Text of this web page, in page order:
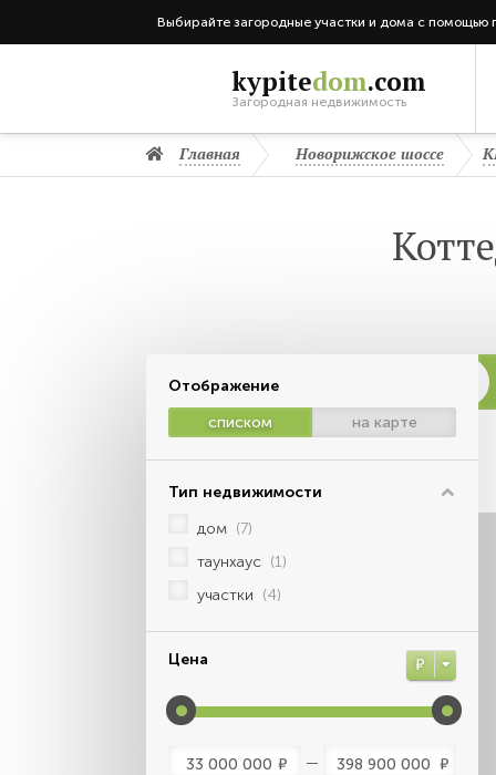
Выбирайте загородные участки и дома с помощью
kypitedom.com
Загородная недвижимость
Главная Новорижское шоссе
Отображение
списком
на карте
Тип недвижимости
дом (7)
таунхаус (1)
участки (4)
Цена Р
Р Р